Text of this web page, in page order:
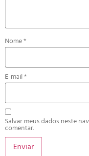
Nome*
E-mail*
Salvar meus dados neste
comentar.